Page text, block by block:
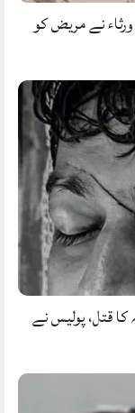
نے مریض کو
کا قتل، پولیس نے